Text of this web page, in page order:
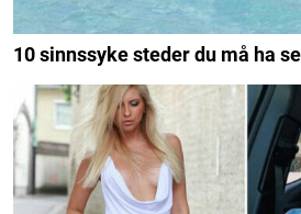
10 sinnssyke steder du må ha